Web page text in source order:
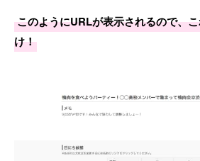
このようにURLが表示されるので、
け！